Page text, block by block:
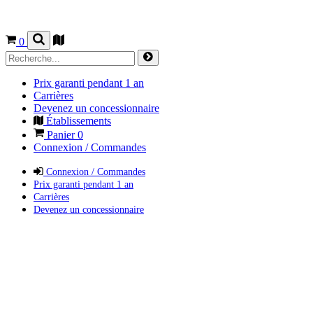
0
Prix garanti pendant 1 an
Carrières
Devenez un concessionnaire
Établissements
Panier0
Connexion / Commandes
Connexion / Commandes
Prix garanti pendant 1 an
Carrières
Devenez un concessionnaire